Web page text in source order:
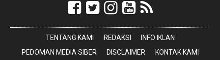
TENTANG KAMI REDAKSI
INFO IKLAN
PEDOMAN MEDIA SIBER
DISCLAIMER KONTAK KAMI